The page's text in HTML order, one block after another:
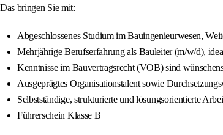
Das bringen Sie mit:
Abgeschlossenes Studium im Bauingenieurwesen,
Mehrjährige Berufserfahrung als Bauleiter (m/w/d),
Kenntnisse im Bauvertragsrecht (VOB) sind
Ausgeprägtes Organisationstalent sowie
Selbstständige, strukturierte und lösungsorientierte
Führerschein Klasse B